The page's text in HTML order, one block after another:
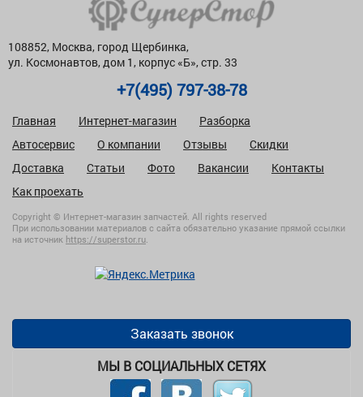
108852, Москва, город Щербинка,
ул. Космонавтов, дом 1, корпус «Б», стр. 33
+7(495) 797-38-78
Главная Интернет-магазин
Разборка
Автосервис
О компании Отзывы
Скидки
Доставка
Статьи Фото Вакансии
Контакты
Как проехать
Copyright © Интернет-магазин запчастей. All rights reserved
При использовании материалов с сайта обязательно указание прямой ссылки
на источник https://superstor.ru
Заказать звонок
МЫ В СОЦИАЛЬНЫХ СЕТЯХ